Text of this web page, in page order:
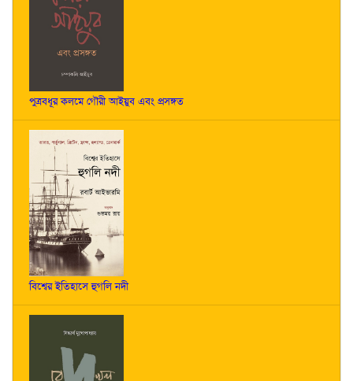
পুত্রবধূর কলমে গৌরী আইয়ুব এবং প্রসঙ্গত
বিশ্বের ইতিহাসে হুগলি নদী